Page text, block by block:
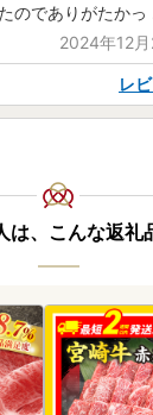
のでありがたかっ
2024年12
レ
は、こんな返礼